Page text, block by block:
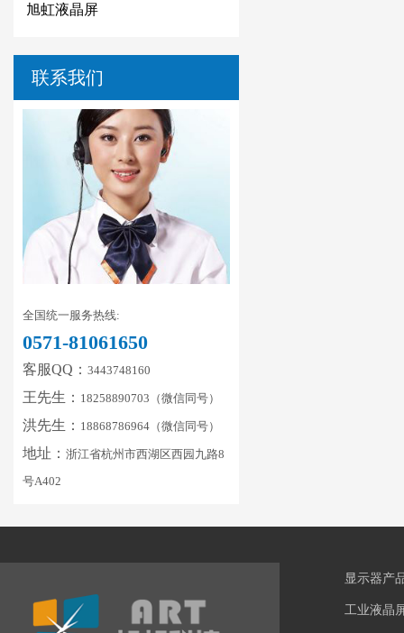
旭虹液晶屏
联系我们
全国统一服务热线:
0571-81061650
客服QQ： 3443748160
王先生： 18258890703（微信同号）
洪先生： 18868786964（微信同号）
地址： 浙江省杭州市西湖区西园九路8
号A402
显示器产
工业液晶